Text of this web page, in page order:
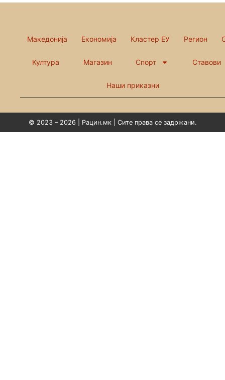
Македонија Економија Кластер ЕУ Регион
Култура Магазин Спорт Ставови
Наши приказни
© 2023 – 2026 | Рацин.мк | Сите права се задржани.